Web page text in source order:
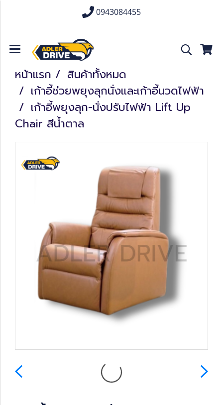
0943084455
หน้าแรก
สินค้าทั้งหมด
เก้าอี้ช่วยพยุงลุกนั่งและเก้าอี้นวดไฟฟ้า
เก้าอี้พยุงลุก-นั่งปรับไฟฟ้า Lift Up
Chair สีน้ำตาล